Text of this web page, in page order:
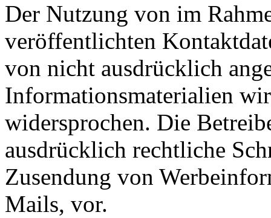
Der Nutzung von im
veröffentlichten
von nicht ausdrücklich
Informationsmaterialien
widersprochen. Die
ausdrücklich rechtliche
Zusendung von
Mails, vor.